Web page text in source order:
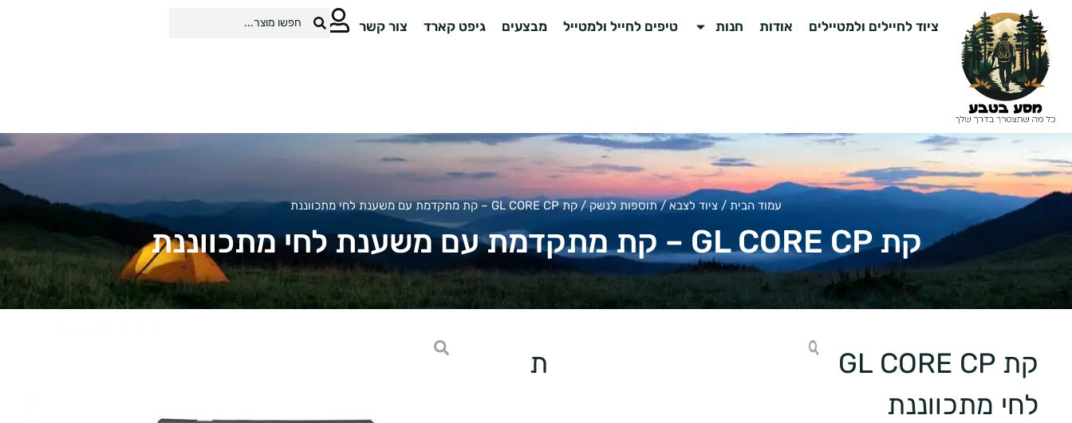
ציוד לחיילים ולמטיילים אודות חנות טיפים לחייל ולמטייל מבצעים גיפט קארד צור קשר
עמוד הבית/ציוד לצבא/תוספות לנשק/ קת GL CORE CP – קת מתקדמת עם משענת לחי מתכווננת
קת GL CORE CP – קת מתקדמת עם משענת לחי מתכווננת
קת GL CORE CP – קת מתקדמת עם משענת
לחי מתכווננת